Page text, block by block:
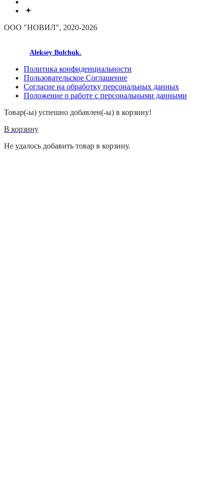
ООО "НОВИЛ", 2020-2026
Aleksey Bulchuk.
Политика конфиденциальности
Пользовательское Соглашение
Согласие на обработку персональных данных
Положение о работе с персональными данными
Товар(-ы) успешно добавлен(-ы) в корзину!
В корзину
Не удалось добавить товар в корзину.